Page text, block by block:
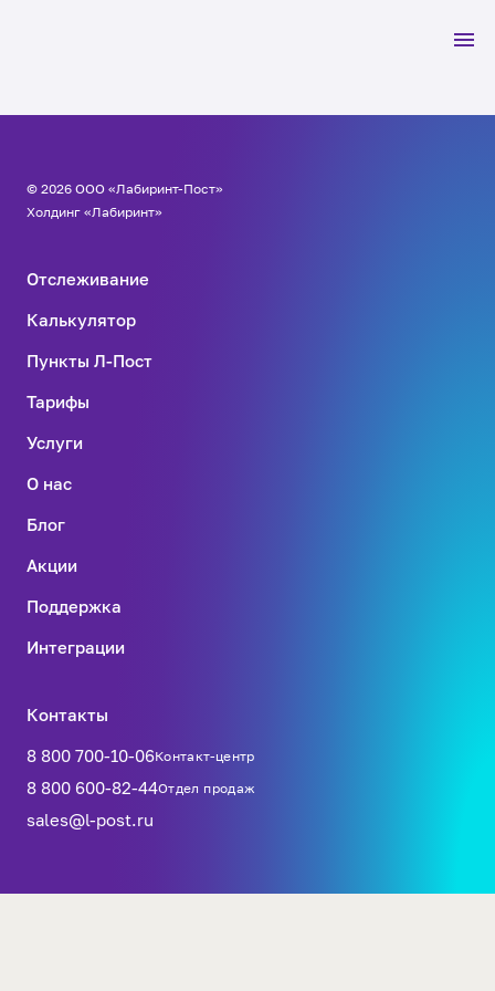
© 2026 ООО «Лабиринт-Пост»
Холдинг «Лабиринт»
Отслеживание
Калькулятор
Пункты Л-Пост
Тарифы
Услуги
О нас
Блог
Акции
Поддержка
Интеграции
Контакты
8 800 700-10-06Контакт-центр
8 800 600-82-44Отдел продаж
sales@l-post.ru